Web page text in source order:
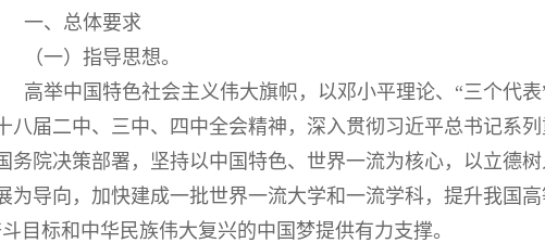
、总体要求
一）指导思想。
举中国特色社会主义伟大旗帜，以邓小平理论、“三个代表
八届二中、三中、四中全会精神，深入贯彻习近平总书记系
务院决策部署，坚持以中国特色、世界一流为核心，以立德
为导向，加快建成一批世界一流大学和一流学科，提升我国
目标和中华民族伟大复兴的中国梦提供有力支撑。